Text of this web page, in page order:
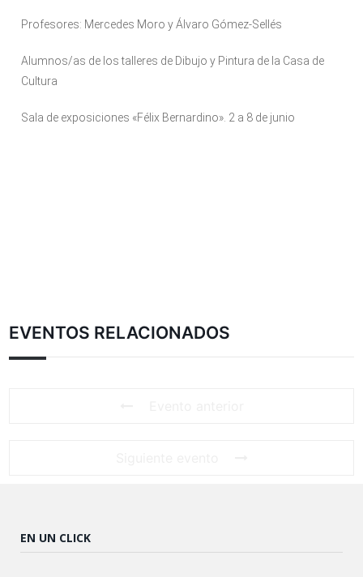
Profesores: Mercedes Moro y Álvaro Gómez-Sellés
Alumnos/as de los talleres de Dibujo y Pintura de la Casa de
Cultura
Sala de exposiciones «Félix Bernardino». 2 a 8 de junio
EVENTOS RELACIONADOS
EN UN CLICK